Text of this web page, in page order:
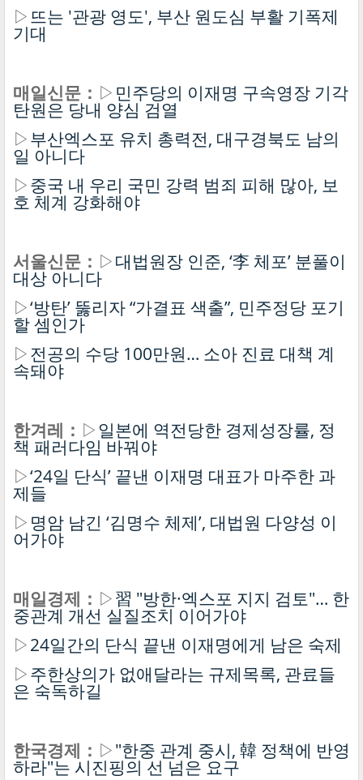
▷뜨는 '관광 영도', 부산 원도심 부활 기폭제
기대
매일신문： ▷ 민주당의 이재명 구속영장 기각
탄원은 당내 양심 검열
▷부산엑스포 유치 총력전, 대구경북도 남의
일 아니다
▷중국 내 우리 국민 강력 범죄 피해 많아, 보
호 체계 강화해야
서울신문： ▷대법원장 인준, ‘李 체포’ 분풀이
대상 아니다
▷‘방탄’ 뚫리자 “가결표 색출”, 민주정당 포기
할 셈인가
▷전공의 수당 100만원… 소아 진료 대책 계
속돼야
한겨레： ▷일본에 역전당한 경제성장률, 정
책 패러다임 바꿔야
▷‘24일 단식’ 끝낸 이재명 대표가 마주한 과
제들
▷ 명암 남긴 ‘김명수 체제’, 대법원 다양성 이
어가야
매일경제： ▷習 "방한·엑스포 지지 검토"… 한
중관계 개선 실질조치 이어가야
▷24일간의 단식 끝낸 이재명에게 남은 숙제
▷주한상의가 없애달라는 규제목록, 관료들
은 숙독하길
한국경제： ▷"한중 관계 중시, 韓 정책에 반영
하라"는 시진핑의 선 넘은 요구